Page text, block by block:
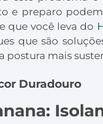
e preparo
que você leva do
que são
postura mais
Duradouro